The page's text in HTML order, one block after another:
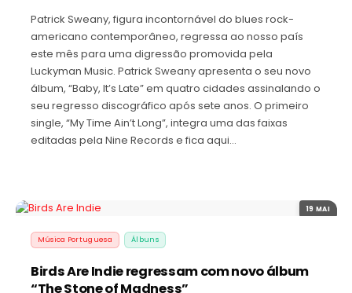
Patrick Sweany, figura incontornável do blues rock-
americano contemporâneo, regressa ao nosso país
este mês para uma digressão promovida pela
Luckyman Music. Patrick Sweany apresenta o seu novo
álbum, “Baby, It’s Late” em quatro cidades assinalando o
seu regresso discográfico após sete anos. O primeiro
single, “My Time Ain’t Long”, integra uma das faixas
editadas pela Nine Records e fica aqui…
19 MAI
Música Portuguesa Álbuns
Birds Are Indie regressam com novo álbum
“The Stone of Madness”